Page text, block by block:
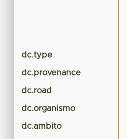
dc.type
dc.provenance
dc.road
dc.organismo
dc.ambito